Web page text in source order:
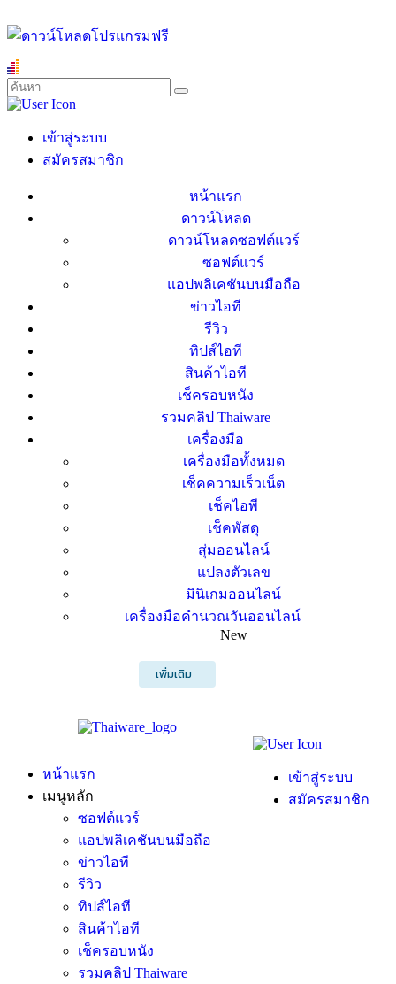
เข้าสู่ระบบ
สมัครสมาชิก
หน้าแรก
ดาวน์โหลด
ดาวน์โหลดซอฟต์แวร์
ซอฟต์แวร์
แอปพลิเคชันบนมือถือ
ข่าวไอที
รีวิว
ทิปส์ไอที
สินค้าไอที
เช็ครอบหนัง
รวมคลิป Thaiware
เครื่องมือ
เครื่องมือทั้งหมด
เช็คความเร็วเน็ต
เช็คไอพี
เช็คพัสดุ
สุ่มออนไลน์
แปลงตัวเลข
มินิเกมออนไลน์
เครื่องมือคำนวณวันออนไลน์
New
เพิ่มเติม
เข้าสู่ระบบ
สมัครสมาชิก
หน้าแรก
เมนูหลัก
ซอฟต์แวร์
แอปพลิเคชันบนมือถือ
ข่าวไอที
รีวิว
ทิปส์ไอที
สินค้าไอที
เช็ครอบหนัง
รวมคลิป Thaiware